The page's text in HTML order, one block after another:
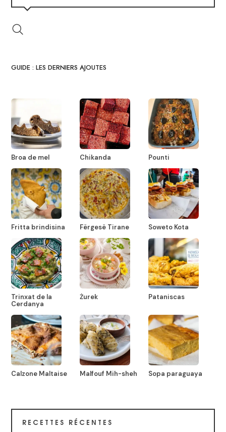
GUIDE : LES DERNIERS AJOUTES
Broa de mel Chikanda Pounti
Fritta brindisina Fërgesë Tirane Soweto Kota
Trinxat de la
Cerdanya
Żurek Pataniscas
Calzone Maltaise Malfouf Mih-sheh Sopa paraguaya
RECETTES RÉCENTES